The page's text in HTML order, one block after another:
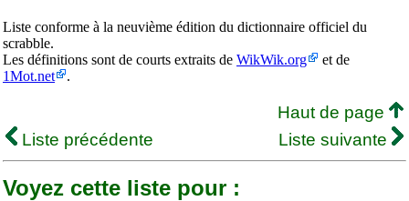
Liste conforme à la neuvième édition du dictionnaire officiel du
scrabble.
Les définitions sont de courts extraits de WikWik.org
et de
1Mot.net
.
Haut de page
Liste précédente
Liste suivante
Voyez cette liste pour :